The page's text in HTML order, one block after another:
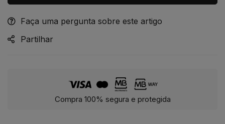
Alternative:
Faça uma pergunta sobre este artigo
Partilhar
Compra 100% segura e protegida